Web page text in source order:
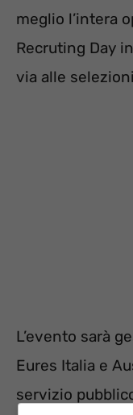
meglio l’intera
Recruting Day
via alle
L’evento sarà
Eures Italia e
servizio